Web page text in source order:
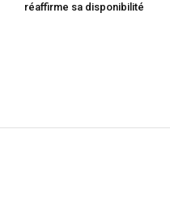
réaffirme sa disponibilité